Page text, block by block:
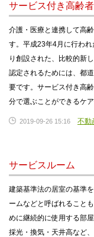
サービス付き高齢
介護・医療と連携して高
す。平成23年4月に行わ
り創設された、比較的新
認定されるためには、都
要です。サービス付き高
分で選ぶことができるケ
2019-09-26 15:16 不動
サービスルーム
建築基準法の居室の基準
ームなどと呼ばれること
めに継続的に使用する部
採光・換気・天井高など